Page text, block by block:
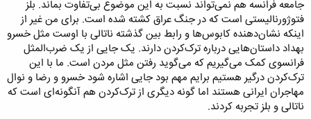
جامعه فرانسه هم نمی‌تواند نسبت به این موضوع بی‌تفاوت بماند. بلز
فتوژورنالیستی است که در جنگ عراق کشته شده است. برای من غیر از
اینکه نشان‌دهنده کابوس‌ها و رابط بین گذشته ناتالی با اوست مثل خسرو
بهداد داستان‌هایی درباره ترک‌کردن دارند. یک جایی از یک ضرب‌المثل
فرانسوی کمک می‌گیریم که می‌گوید رفتن مثل مردن است. ما با این
ترک‌کردن درگیر هستیم برایم مهم بود جایی اشاره شود خسرو و رضا و نوال
مهاجران ایرانی هستند اما گونه دیگری از ترک‌کردن هم آنگونه‌ای است که
ناتالی و بلز تجربه کردند.